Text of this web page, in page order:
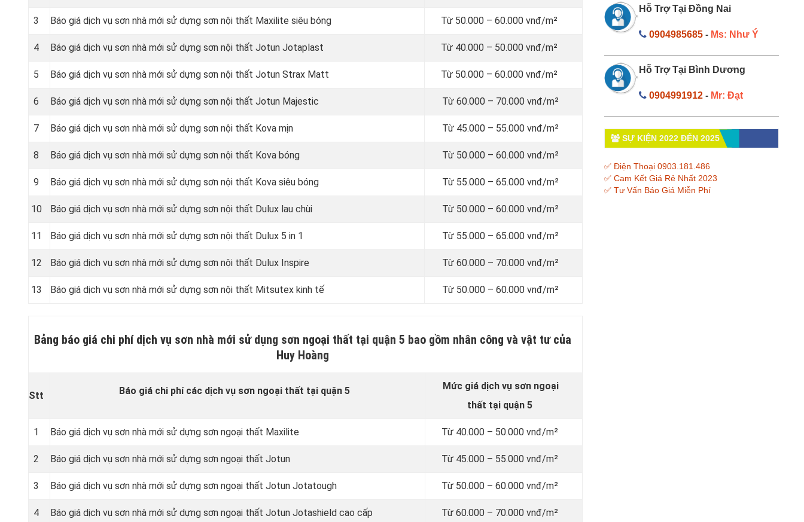
3 Báo giá dịch vụ sơn nhà mới sử dựng sơn nội thất Maxilite siêu bóng Từ 50.000 – 60.000 vnđ/m²
4 Báo giá dịch vụ sơn nhà mới sử dựng sơn nội thất Jotun Jotaplast Từ 40.000 – 50.000 vnđ/m²
5 Báo giá dịch vụ sơn nhà mới sử dựng sơn nội thất Jotun Strax Matt Từ 50.000 – 60.000 vnđ/m²
6 Báo giá dịch vụ sơn nhà mới sử dựng sơn nội thất Jotun Majestic Từ 60.000 – 70.000 vnđ/m²
7 Báo giá dịch vụ sơn nhà mới sử dựng sơn nội thất Kova mịn Từ 45.000 – 55.000 vnđ/m²
8 Báo giá dịch vụ sơn nhà mới sử dựng sơn nội thất Kova bóng Từ 50.000 – 60.000 vnđ/m²
9 Báo giá dịch vụ sơn nhà mới sử dựng sơn nội thất Kova siêu bóng Từ 55.000 – 65.000 vnđ/m²
10 Báo giá dịch vụ sơn nhà mới sử dựng sơn nội thất Dulux lau chùi Từ 50.000 – 60.000 vnđ/m²
11 Báo giá dịch vụ sơn nhà mới sử dựng sơn nội thất Dulux 5 in 1 Từ 55.000 – 65.000 vnđ/m²
12 Báo giá dịch vụ sơn nhà mới sử dựng sơn nội thất Dulux Inspire Từ 60.000 – 70.000 vnđ/m²
13 Báo giá dịch vụ sơn nhà mới sử dựng sơn nội thất Mitsutex kinh tế Từ 50.000 – 60.000 vnđ/m²
Bảng báo giá chi phí dịch vụ sơn nhà mới sử dụng sơn ngoại thất tại quận 5 bao gồm nhân công và vật tư của
Huy Hoàng
Stt Báo giá chi phí các dịch vụ sơn ngoại thất tại quận 5 Mức giá dịch vụ sơn ngoại
thất tại quận 5
1 Báo giá dịch vụ sơn nhà mới sử dựng sơn ngoại thất Maxilite Từ 40.000 – 50.000 vnđ/m²
2 Báo giá dịch vụ sơn nhà mới sử dựng sơn ngoại thất Jotun Từ 45.000 – 55.000 vnđ/m²
3 Báo giá dịch vụ sơn nhà mới sử dựng sơn ngoại thất Jotun Jotatough Từ 50.000 – 60.000 vnđ/m²
4 Báo giá dịch vụ sơn nhà mới sử dựng sơn ngoại thất Jotun Jotashield cao cấp Từ 60.000 – 70.000 vnđ/m²
Hỗ Trợ Tại Đồng Nai
0904985685 - Ms: Như Ý
Hỗ Trợ Tại Bình Dương
0904991912 - Mr: Đạt
SỰ KIỆN 2022 ĐẾN 2025
✅ Điện Thoại 0903.181.486
✅ Cam Kết Giá Rẻ Nhất 2023
✅ Tư Vấn Báo Giá Miễn Phí